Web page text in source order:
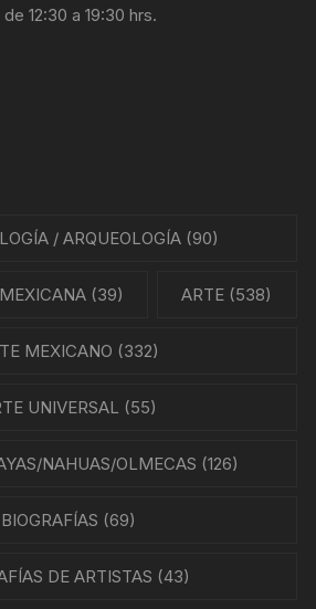
12:30 a 19:30 hrs.
/ ARQUEOLOGÍA(90)
(39) ARTE (538)
MEXICANO (332)
UNIVERSAL (55)
NAHUAS/OLMECAS (126)
BIOGRAFÍAS (69)
DE ARTISTAS (43)